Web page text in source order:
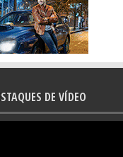
DE VÍDEO